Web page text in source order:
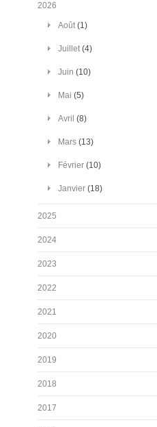
2026
Août(1)
Juillet(4)
Juin (10)
Mai (5)
Avril (8)
Mars (13)
Février (10)
Janvier (18)
2025
2024
2023
2022
2021
2020
2019
2018
2017